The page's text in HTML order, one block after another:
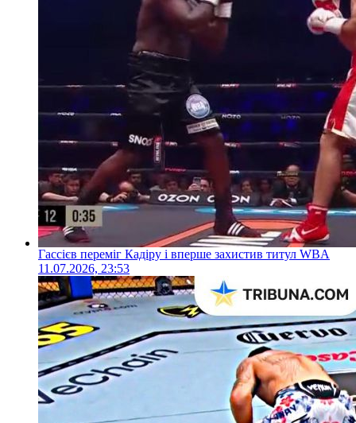
Гассієв переміг Кадіру і вперше захистив титул WBA
11.07.2026, 23:53